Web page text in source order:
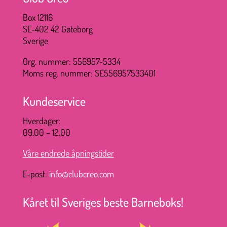
Box 12116
SE-402 42 Gøteborg
Sverige
Org. nummer: 556957-5334
Moms reg. nummer: SE556957533401
Kundeservice
Hverdager:
09.00 – 12.00
Våre endrede åpningstider
E-post: info@clubcreo.com
Kåret til Sveriges beste Barneboks!